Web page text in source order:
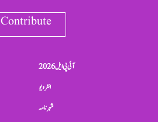
Contribute
آئی پی ایل 2026
انٹرویو
شہرنامہ